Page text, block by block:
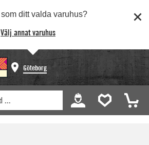
som ditt valda varuhus?
Välj annat varuhus
Göteborg